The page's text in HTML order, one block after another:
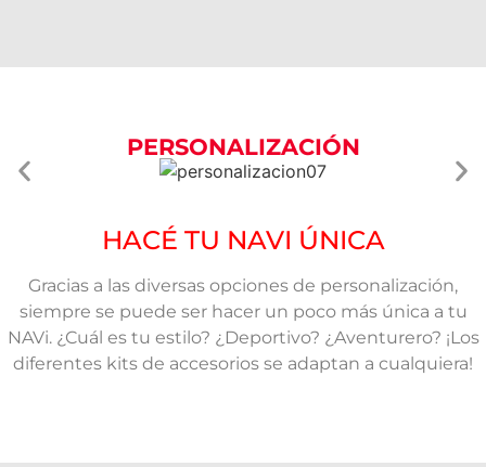
PERSONALIZACIÓN
HACÉ TU NAVI ÚNICA
Gracias a las diversas opciones de personalización,
siempre se puede ser hacer un poco más única a tu
NAVi. ¿Cuál es tu estilo? ¿Deportivo? ¿Aventurero? ¡Los
diferentes kits de accesorios se adaptan a cualquiera!